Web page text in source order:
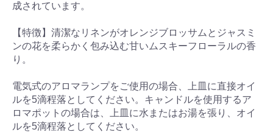
成されています。
【特徴】清潔なリネンがオレンジブロッサムとジャスミ
ンの花を柔らかく包み込む甘いムスキーフローラルの香
り。
電気式のアロマランプをご使用の場合、上皿に直接オイ
ルを5滴程落としてください。キャンドルを使用するア
ロマポットの場合は、上皿に水またはお湯を張り、オイ
ルを5滴程落としてください。